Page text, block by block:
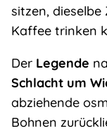
sitzen, dieselbe
Kaffee trinken
Der Legende
Schlacht um
abziehende
Bohnen